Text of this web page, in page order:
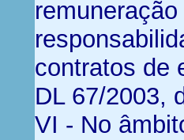
contratos de
DL 67/2003,
VI - No